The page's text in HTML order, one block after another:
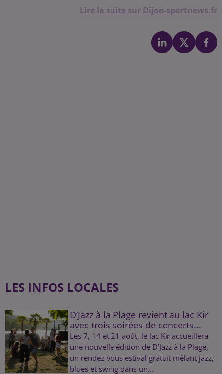
Lire la suite sur Dijon-sportnews.fr
LES INFOS LOCALES
D’Jazz à la Plage revient au lac Kir
avec trois soirées de concerts...
Les 7, 14 et 21 août, le lac Kir accueillera
une nouvelle édition de D’Jazz à la Plage,
un rendez-vous estival gratuit mêlant jazz,
blues et swing dans un...